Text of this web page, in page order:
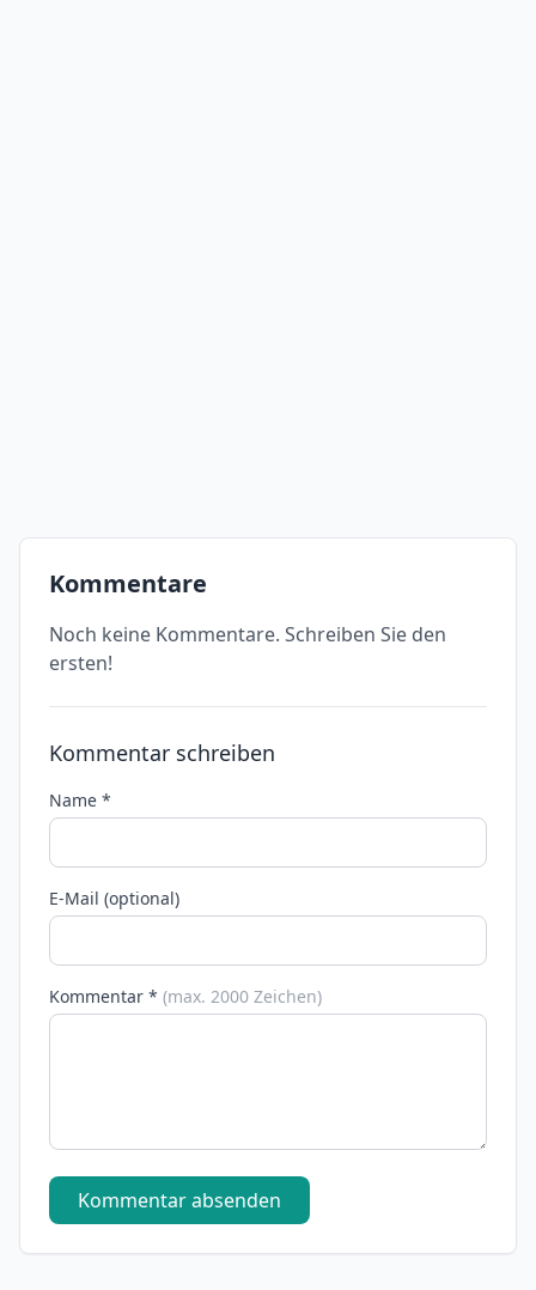
Kommentare
Noch keine Kommentare. Schreiben Sie den
ersten!
Kommentar schreiben
Name *
E-Mail (optional)
Kommentar * (max. 2000 Zeichen)
Kommentar absenden